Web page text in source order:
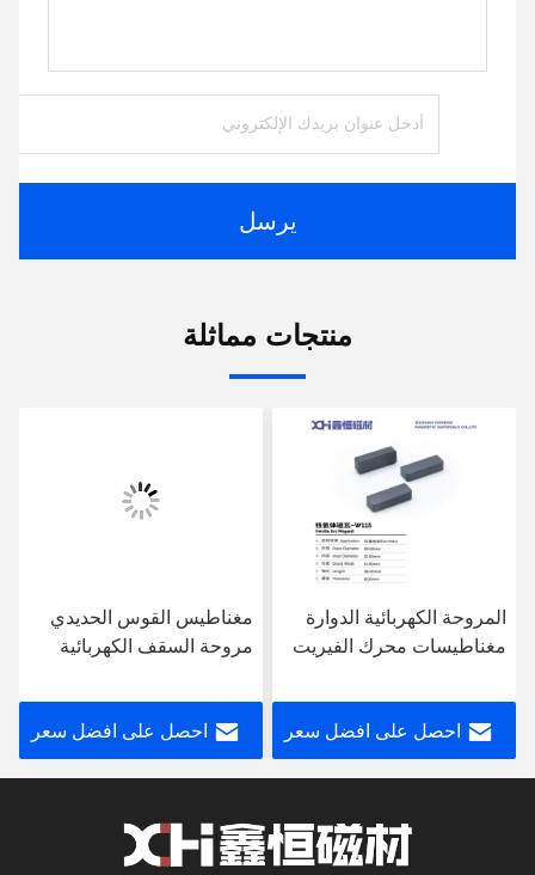
يرسل
منتجات مماثلة
المروحة الكهربائية الدوارة
مغناطيسات محرك الفيريت
احصل على افضل سعر
مغناطيس القوس الحديدي
مروحة السقف الكهربائية
W077
احصل على افضل سعر